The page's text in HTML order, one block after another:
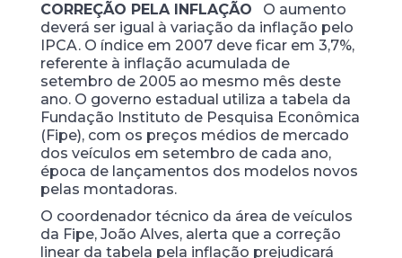
CORREÇÃO PELA INFLAÇÃO
O aumento
deverá ser igual à variação da inflação pelo
IPCA. O índice em 2007 deve ficar em 3,7%,
referente à inflação acumulada de
setembro de 2005 ao mesmo mês deste
ano. O governo estadual utiliza a tabela da
Fundação Instituto de Pesquisa Econômica
(Fipe), com os preços médios de mercado
dos veículos em setembro de cada ano,
época de lançamentos dos modelos novos
pelas montadoras.
O coordenador técnico da área de veículos
da Fipe, João Alves, alerta que a correção
linear da tabela pela inflação prejudicará